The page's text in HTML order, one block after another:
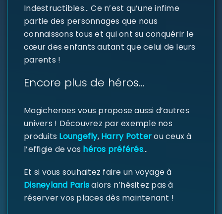
CONNECTER
ou e-mail
de passe *
Se souvenir de moi
Indestructibles… Ce n’est qu’une infime
partie des personnages que nous
connaissons tous et qui ont su conquérir le
cœur des enfants autant que celui de leurs
parents !
Encore plus de héros…
Magicheroes vous propose aussi d’autres
univers ! Découvrez par exemple nos
produits Loungefly,Harry Potterou ceux à
l’effigie de vos héros préférés…
Et si vous souhaitez faire un voyage à
Disneyland Parisalors n’hésitez pas à
réserver vos places dès maintenant !